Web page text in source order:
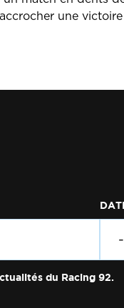
une
du Racing 92.